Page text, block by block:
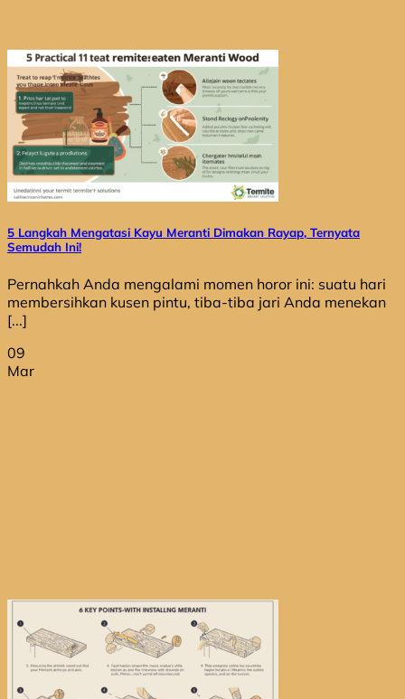
5 Langkah Mengatasi Kayu Meranti Dimakan Rayap, Ternyata
Semudah Ini!
Pernahkah Anda mengalami momen horor ini: suatu hari
membersihkan kusen pintu, tiba-tiba jari Anda menekan
[...]
09
Mar